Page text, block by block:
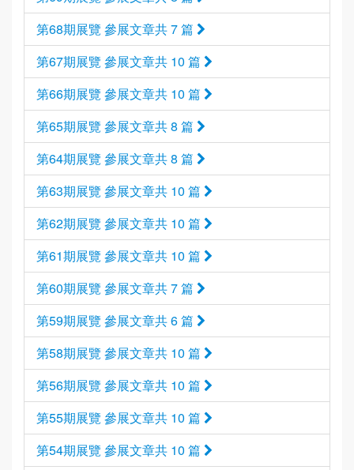
第68期展覽 參展文章共 7 篇
第67期展覽 參展文章共 10 篇
第66期展覽 參展文章共 10 篇
第65期展覽 參展文章共 8 篇
第64期展覽 參展文章共 8 篇
第63期展覽 參展文章共 10 篇
第62期展覽 參展文章共 10 篇
第61期展覽 參展文章共 10 篇
第60期展覽 參展文章共 7 篇
第59期展覽 參展文章共 6 篇
第58期展覽 參展文章共 10 篇
第56期展覽 參展文章共 10 篇
第55期展覽 參展文章共 10 篇
第54期展覽 參展文章共 10 篇